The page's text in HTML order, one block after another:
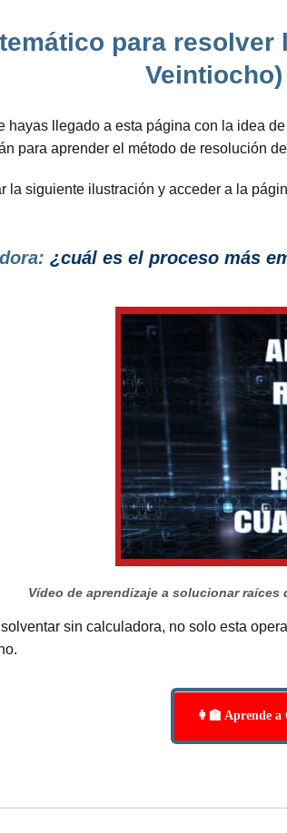
para resolver
hayas llegado a esta página con la idea
para aprender el método de resolución de
la siguiente ilustración y acceder a la
¿cuál es el proceso más
Vídeo de aprendizaje a solucionar
sin calculadora, no solo esta
👩‍🏫 Aprende